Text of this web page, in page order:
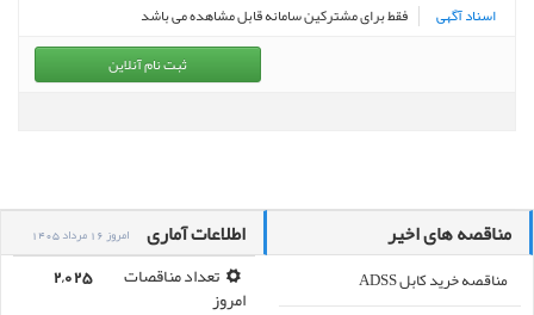
اسناد آگهی
فقط برای مشترکین سامانه قابل مشاهده می باشد
ثبت نام آنلاین
اطلاعات آماری امروز 16 مرداد 1405
تعداد مناقصات
امروز
2,025
مناقصه های اخیر
مناقصه خرید کابل ADSS